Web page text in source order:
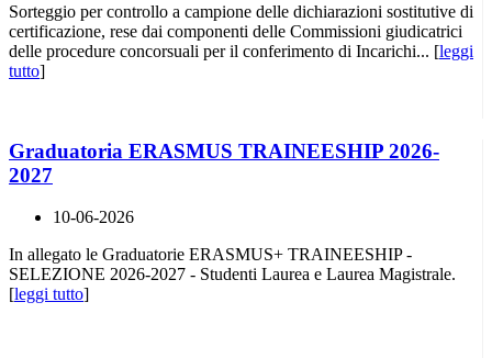
Sorteggio per controllo a campione delle dichiarazioni sostitutive di
certificazione, rese dai componenti delle Commissioni giudicatrici
delle procedure concorsuali per il conferimento di Incarichi... [leggi
tutto]
Graduatoria ERASMUS TRAINEESHIP 2026-
2027
10-06-2026
In allegato le Graduatorie ERASMUS+ TRAINEESHIP -
SELEZIONE 2026-2027 - Studenti Laurea e Laurea Magistrale.
[leggi tutto]